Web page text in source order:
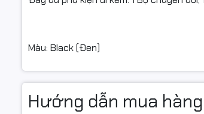
Màu: Black (Đen)
Hướng dẫn mua hàng